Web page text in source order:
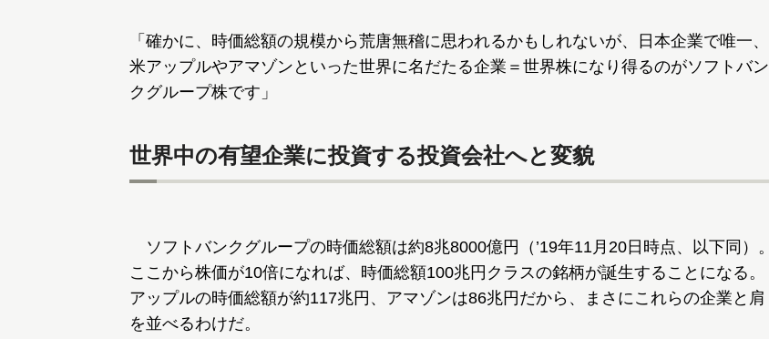
「確かに、時価総額の規模から荒唐無稽に思われるかもしれないが、日本企業で唯一、
米アップルやアマゾンといった世界に名だたる企業＝世界株になり得るのがソフトバン
クグループ株です」
世界中の有望企業に投資する投資会社へと変貌
ソフトバンクグループの時価総額は約8兆8000億円（’19年11月20日時点、以下同）。
ここから株価が10倍になれば、時価総額100兆円クラスの銘柄が誕生することになる。
アップルの時価総額が約117兆円、アマゾンは86兆円だから、まさにこれらの企業と肩
を並べるわけだ。